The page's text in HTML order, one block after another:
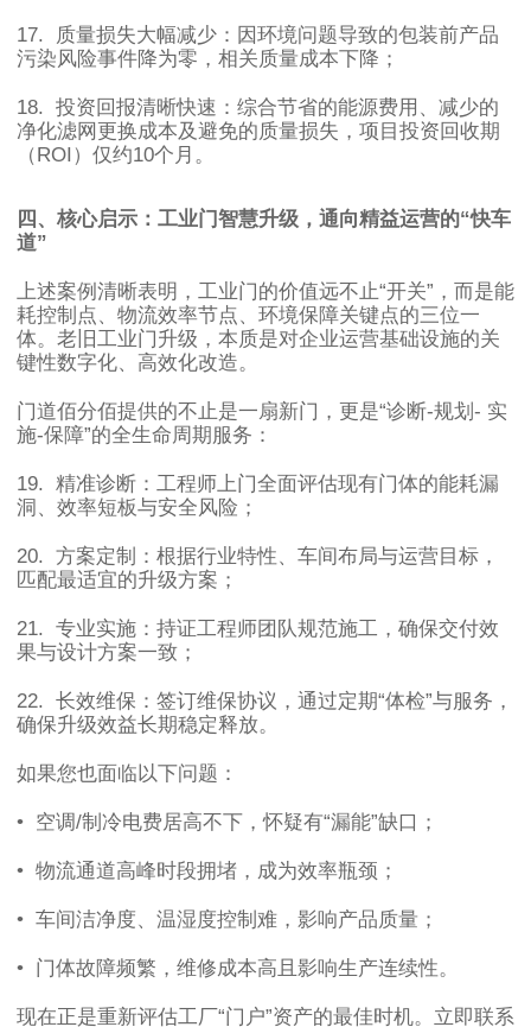
17.
质量损失大幅减少：因环境问题导致的包装前产品
污染风险事件降为零，相关质量成本下降；
18. 投资回报清晰快速：综合节省的能源费用、减少的
净化滤网更换成本及避免的质量损失，项目投资回收期
（ROI ）仅约10个月。
四、核心启示：工业门智慧升级，通向精益运营的“快车
道”
上述案例清晰表明，工业门的价值远不止“开关” ，而是能
耗控制点、物流效率节点、环境保障关键点的三位一
体。老旧工业门升级，本质是对企业运营基础设施的关
键性数字化、高效化改造。
门道佰分佰提供的不止是一扇新门，更是“诊断-规划 - 实
施-保障”的全生命周期服务：
19. 精准诊断：工程师上门全面评估现有门体的能耗漏
洞、效率短板与安全风险；
20. 方案定制：根据行业特性、车间布局与运营目标，
匹配最适宜的升级方案；
21. 专业实施：持证工程师团队规范施工，确保交付效
果与设计方案一致；
22. 长效维保：签订维保协议，通过定期“体检”与服务，
确保升级效益长期稳定释放。
如果您也面临以下问题：
• 空调/制冷电费居高不下，怀疑有“漏能”缺口；
• 物流通道高峰时段拥堵，成为效率瓶颈；
• 车间洁净度、温湿度控制难，影响产品质量；
• 门体故障频繁，维修成本高且影响生产连续性。
现在正是重新评估工厂“门户”资产的最佳时机。立即联系